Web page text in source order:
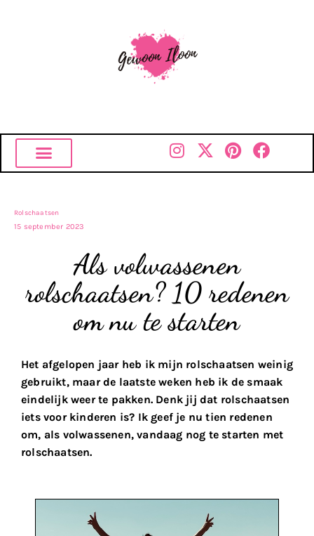
Rolschaatsen
15 september 2023
Als volwassenen
rolschaatsen? 10 redenen
om nu te starten
Het afgelopen jaar heb ik mijn rolschaatsen weinig
gebruikt, maar de laatste weken heb ik de smaak
eindelijk weer te pakken. Denk jij dat rolschaatsen
iets voor kinderen is? Ik geef je nu tien redenen
om, als volwassenen, vandaag nog te starten met
rolschaatsen.